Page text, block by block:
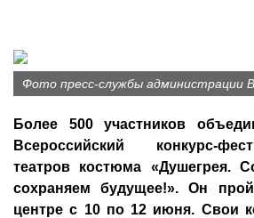
Фото пресс-службы администрации
Более 500 участников
Всероссийский конкурс-
театров костюма «Душегрея.
сохраняем будущее!». Он
центре с 10 по 12 июня. Свои